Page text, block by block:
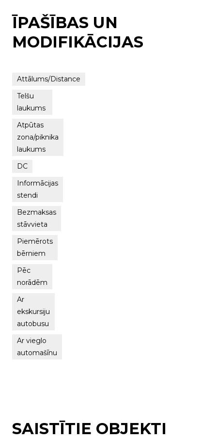
ĪPAŠĪBAS UN
MODIFIKĀCIJAS
Attālums/Distance
Telšu
laukums
Atpūtas
zona/piknika
laukums
DC
Informācijas
stendi
Bezmaksas
stāvvieta
Piemērots
bērniem
Pēc
norādēm
Ar
ekskursiju
autobusu
Ar vieglo
automašīnu
SAISTĪTIE OBJEKTI